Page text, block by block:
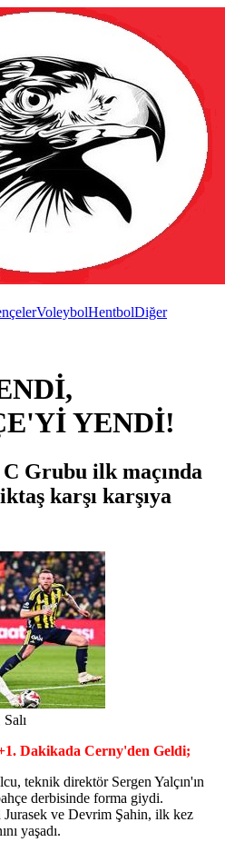
VoleybolHentbolDiğer
YENDİ!
Grubu ilk maçında
karşı karşıya
Dakikada Cerny'den Geldi;
teknik direktör Sergen Yalçın'ın
derbisinde forma giydi.
ve Devrim Şahin, ilk kez
yaşadı.